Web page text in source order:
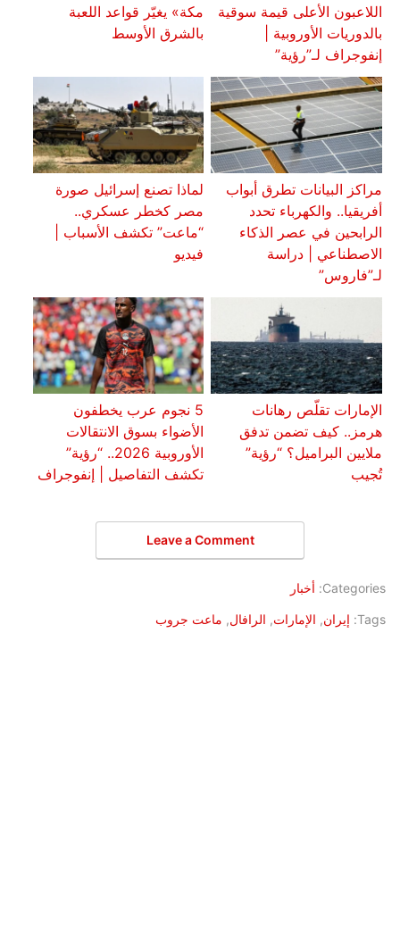
اللاعبون الأعلى قيمة سوقية
بالدوريات الأوروبية |
إنفوجراف لـ”رؤية”
مكة» يغيّر قواعد اللعبة
بالشرق الأوسط
مراكز البيانات تطرق أبواب
أفريقيا.. والكهرباء تحدد
الرابحين في عصر الذكاء
الاصطناعي | دراسة
لـ”فاروس”
لماذا تصنع إسرائيل صورة
مصر كخطر عسكري..
“ماعت” تكشف الأسباب |
فيديو
الإمارات تقلّص رهانات
هرمز.. كيف تضمن تدفق
ملايين البراميل؟ “رؤية”
تُجيب
5 نجوم عرب يخطفون
الأضواء بسوق الانتقالات
الأوروبية 2026.. “رؤية”
تكشف التفاصيل | إنفوجراف
Leave a Comment
Categories: أخبار
Tags: إيران, الإمارات, الرافال, ماعت جروب